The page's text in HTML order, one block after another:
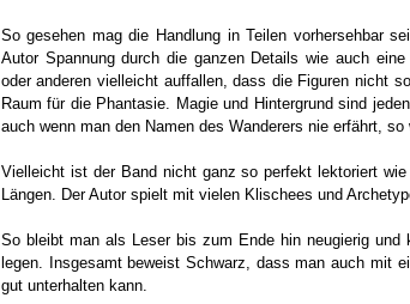
So gesehen mag die Handlung in Teilen vorhersehbar
Autor Spannung durch die ganzen Details wie auch
oder anderen vielleicht auffallen, dass die Figuren nicht
Raum für die Phantasie. Magie und Hintergrund sind
auch wenn man den Namen des Wanderers nie erfährt,
Vielleicht ist der Band nicht ganz so perfekt lektoriert
Längen. Der Autor spielt mit vielen Klischees und
So bleibt man als Leser bis zum Ende hin neugierig
legen. Insgesamt beweist Schwarz, dass man auch mit
gut unterhalten kann.